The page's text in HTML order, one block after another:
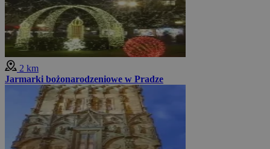
2 km
Jarmarki bożonarodzeniowe w Pradze